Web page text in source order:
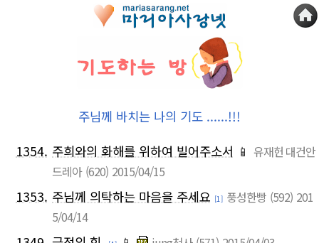
주님께 바치는 나의 기도 ......!!!
1354. 주희와의 화해를 위하여 빌어주소서 📱 유재헌 대건안
드레아 (620) 2015/04/15
1353. 주님께 의탁하는 마음을 주세요 [1] 풍성한빵 (592) 201
5/04/14